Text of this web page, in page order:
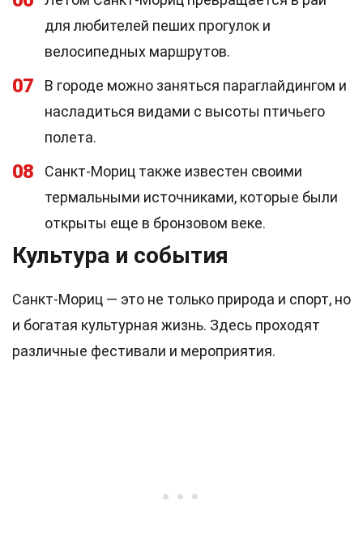
для любителей пеших прогулок и
велосипедных маршрутов.
07
В городе можно заняться параглайдингом и
насладиться видами с высоты птичьего
полета.
08
Санкт-Мориц также известен своими
термальными источниками, которые были
открыты еще в бронзовом веке.
Культура и события
Санкт-Мориц — это не только природа и спорт, но
и богатая культурная жизнь. Здесь проходят
различные фестивали и мероприятия.